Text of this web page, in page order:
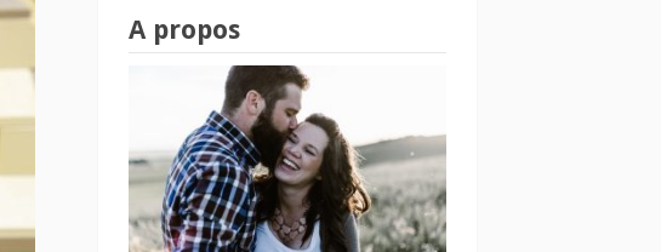
A propos